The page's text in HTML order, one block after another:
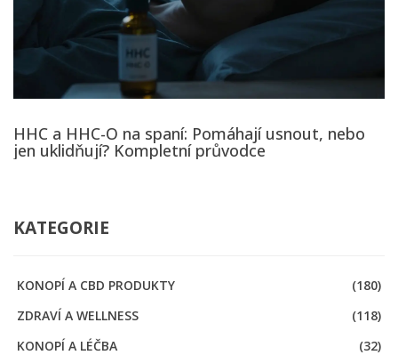
HHC a HHC-O na spaní: Pomáhají usnout, nebo
jen uklidňují? Kompletní průvodce
KATEGORIE
KONOPÍ A CBD PRODUKTY
(180)
ZDRAVÍ A WELLNESS
(118)
KONOPÍ A LÉČBA
(32)